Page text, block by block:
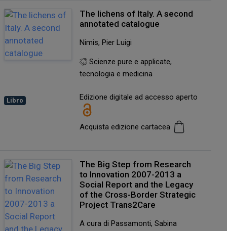
Libro
The lichens of Italy. A second
annotated catalogue
Nimis, Pier Luigi
Scienze pure e applicate,
tecnologia e medicina
Edizione digitale ad accesso aperto
Acquista edizione cartacea
The Big Step from Research
to Innovation 2007-2013 a
Social Report and the Legacy
of the Cross-Border Strategic
Project Trans2Care
A cura di Passamonti, Sabina